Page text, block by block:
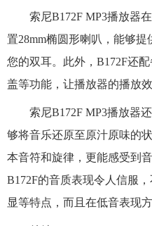
索尼B172F MP3播放器
置28mm椭圆形喇叭，能够
您的双耳。此外，B172F还
盖等功能，让播放器的播放效
索尼B172F MP3播放器
够将音乐还原至原汁原味的
本音符和旋律，更能感受到
B172F的音质表现令人信服
显等特点，而且在低音表现